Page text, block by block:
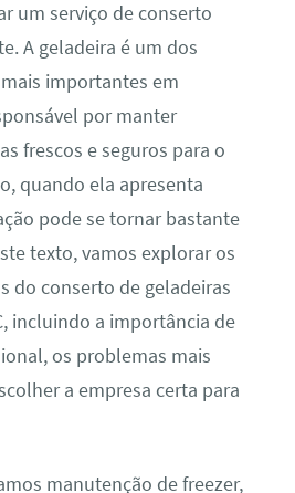
um serviço de conserto
A geladeira é um dos
importantes em
por manter
frescos e seguros para o
quando ela apresenta
pode se tornar bastante
texto, vamos explorar os
do conserto de geladeiras
incluindo a importância de
os problemas mais
a empresa certa para
manutenção de freezer,